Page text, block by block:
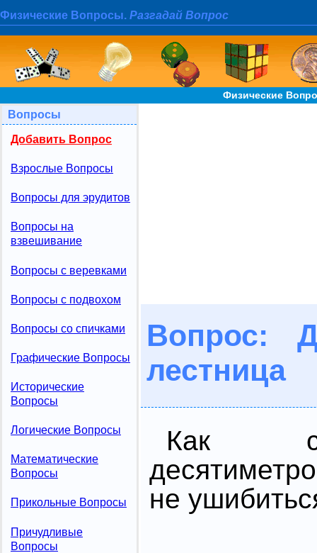
Физические Вопросы. Разгадай Вопрос
Физические
Вопросы
Добавить Вопрос
Взрослые Вопросы
Вопросы для эрудитов
Вопросы на
взвешивание
Вопросы с веревками
Вопросы с подвохом
Вопросы со спичками
Графические Вопросы
Исторические
Вопросы
Логические Вопросы
Математические
Вопросы
Прикольные Вопросы
Причудливые
Вопросы
Вопрос:
лестница
Как
не